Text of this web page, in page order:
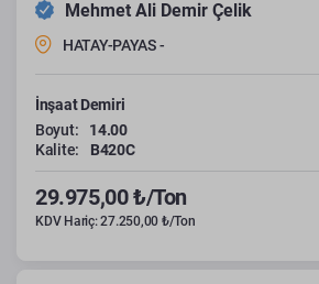
Mehmet Ali Demir Çelik
HATAY-PAYAS -
İnşaat Demiri
Boyut:
14.00
Kalite:
B420C
29.975,00 ₺/Ton
KDV Hariç: 27.250,00 ₺/Ton